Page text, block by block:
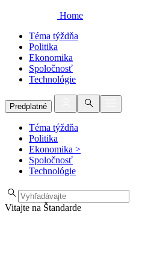
Home
Téma týždňa
Politika
Ekonomika
Spoločnosť
Technológie
Predplatné
Téma týždňa
Politika
Ekonomika >
Spoločnosť
Technológie
Vitajte na Štandarde